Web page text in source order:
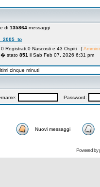
di 135864 messaggi
Registrati,0 Nascosti e 43 Ospiti [
� stato 851 il Sab Feb 07, 2026 6:31 pm
cinque minuti
Password:
Nuovi messaggi
Powered by